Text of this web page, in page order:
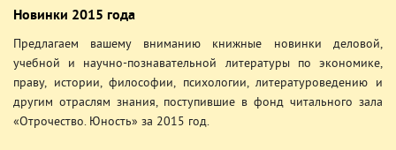
Новинки 2015 года
Предлагаем вашему вниманию книжные новинки деловой,
учебной и научно-познавательной литературы по экономике,
праву, истории, философии, психологии, литературоведению и
другим отраслям знания, поступившие в фонд читального зала
«Отрочество. Юность» за 2015 год.